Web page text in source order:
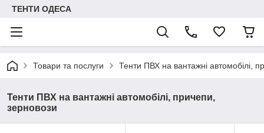
ТЕНТИ ОДЕСА
Товари та послуги Тенти ПВХ на вантажні автомобілі,
Тенти ПВХ на вантажні автомобілі, причепи,
зерновози